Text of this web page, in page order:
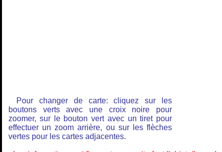
Pour changer de carte: cliquez sur les
boutons verts avec une croix noire pour
zoomer, sur le bouton vert avec un tiret pour
effectuer un zoom arrière, ou sur les flèches
vertes pour les cartes adjacentes.